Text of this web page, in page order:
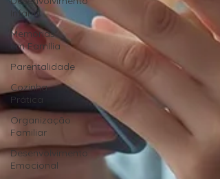
Infantil
Memórias
em Família
Parentalidade
Cozinha
Prática
Organização
Familiar
Desenvolvimento
Emocional